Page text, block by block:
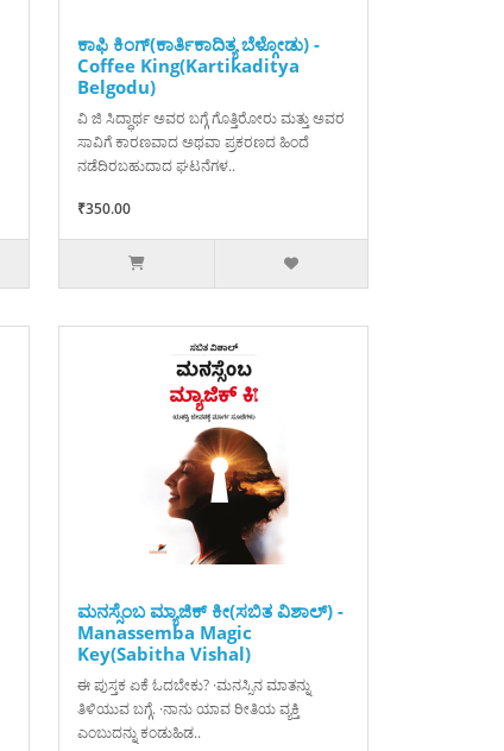
ಕಾಫಿ ಕಿಂಗ್(ಕಾರ್ತಿಕಾದಿತ್ಯ ಬೆಳ್ಗೋಡು) -
Coffee King(Kartikaditya
Belgodu)
ವಿ ಜಿ ಸಿದ್ಧಾರ್ಥ ಅವರ ಬಗ್ಗೆ ಗೊತ್ತಿರೋರು ಮತ್ತು ಅವರ
ಸಾವಿಗೆ ಕಾರಣವಾದ ಅಥವಾ ಪ್ರಕರಣದ ಹಿಂದೆ
ನಡೆದಿರಬಹುದಾದ ಘಟನೆಗಳ..
₹350.00
ಮನಸ್ಸೆಂಬ ಮ್ಯಾಜಿಕ್ ಕೀ(ಸಬಿತ ವಿಶಾಲ್) -
Manassemba Magic
Key(Sabitha Vishal)
ಈ ಪುಸ್ತಕ ಏಕೆ ಓದಬೇಕು? ·ಮನಸ್ಸಿನ ಮಾತನ್ನು
ತಿಳಿಯುವ ಬಗ್ಗೆ. ·ನಾನು ಯಾವ ರೀತಿಯ ವ್ಯಕ್ತಿ
ಎಂಬುದನ್ನು ಕಂಡುಹಿಡ..